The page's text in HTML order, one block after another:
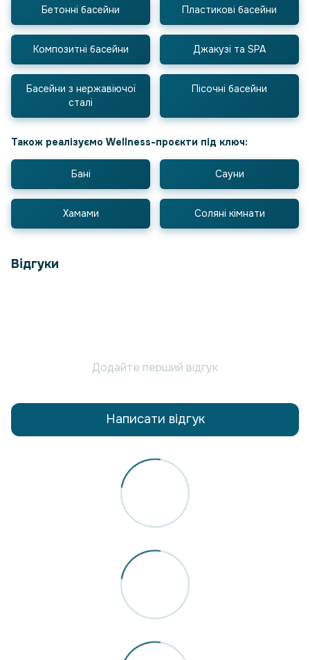
Бетонні басейни Пластикові басейни
Композитні басейни Джакузі та SPA
Басейни з нержавіючої
сталі
Пісочні басейни
Також реалізуємо Wellness-проєкти під ключ:
Бані Сауни
Хамами Соляні кімнати
Відгуки
Додайте перший відгук
Написати відгук